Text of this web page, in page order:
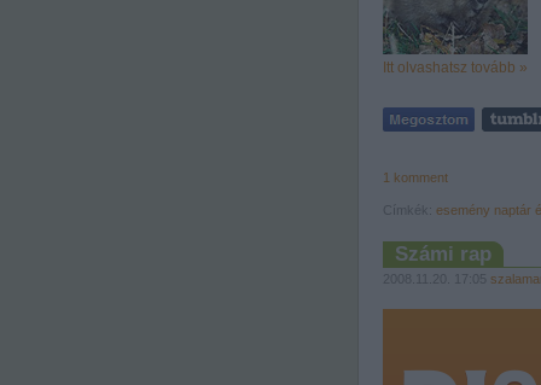
Itt olvashatsz tovább »
1 komment
Címkék: esemény naptár
Számi rap
2008.11.20. 17:05